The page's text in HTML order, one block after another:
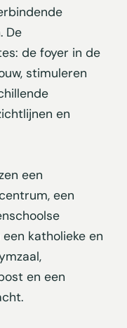
De
de foyer in de
stimuleren
en
een
een
katholieke en
en een